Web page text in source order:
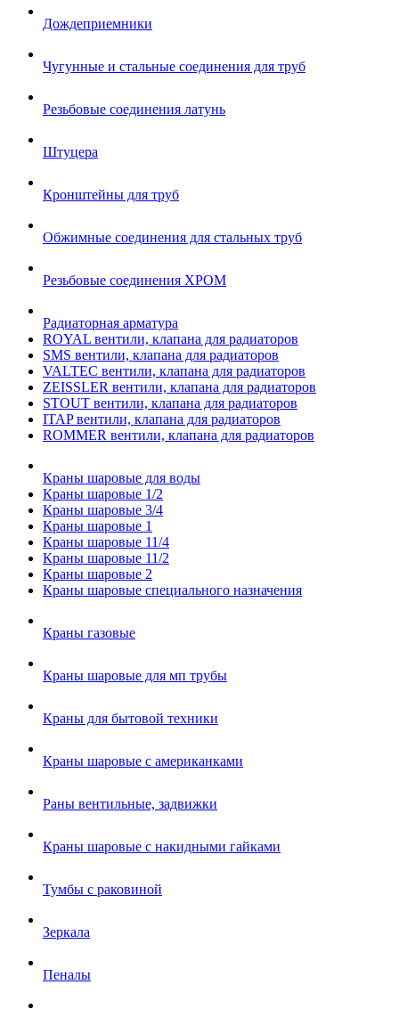
Дождеприемники
Чугунные и стальные соединения для труб
Резьбовые соединения латунь
Штуцера
Кронштейны для труб
Обжимные соединения для стальных труб
Резьбовые соединения ХРОМ
Радиаторная арматура
ROYAL вентили, клапана для радиаторов
SMS вентили, клапана для радиаторов
VALTEC вентили, клапана для радиаторов
ZEISSLER вентили, клапана для радиаторов
STOUT вентили, клапана для радиаторов
ITAP вентили, клапана для радиаторов
ROMMER вентили, клапана для радиаторов
Краны шаровые для воды
Краны шаровые 1/2
Краны шаровые 3/4
Краны шаровые 1
Краны шаровые 11/4
Краны шаровые 11/2
Краны шаровые 2
Краны шаровые специального назначения
Краны газовые
Краны шаровые для мп трубы
Краны для бытовой техники
Краны шаровые с американками
Раны вентильные, задвижки
Краны шаровые с накидными гайками
Тумбы с раковиной
Зеркала
Пеналы